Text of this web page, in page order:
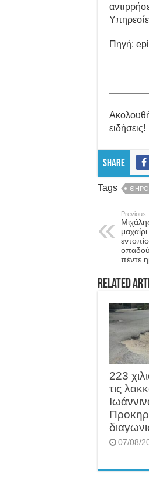
Πηγή:
ειδήσεις!
Share
Tags
Previous
πέντε
Related
223
τις
07/08/